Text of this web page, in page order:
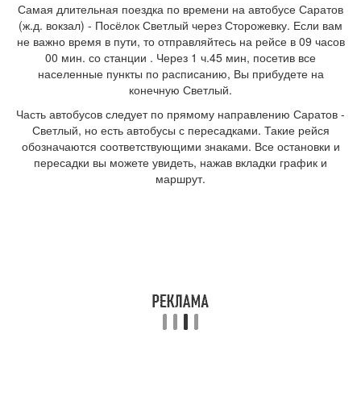
Самая длительная поездка по времени на автобусе Саратов
(ж.д. вокзал) - Посёлок Светлый через Сторожевку. Если вам
не важно время в пути, то отправляйтесь на рейсе в 09 часов
00 мин. со станции . Через 1 ч.45 мин, посетив все
населенные пункты по расписанию, Вы прибудете на
конечную Светлый.
Часть автобусов следует по прямому направлению Саратов -
Светлый, но есть автобусы с пересадками. Такие рейся
обозначаются соответствующими знаками. Все остановки и
пересадки вы можете увидеть, нажав вкладки график и
маршрут.